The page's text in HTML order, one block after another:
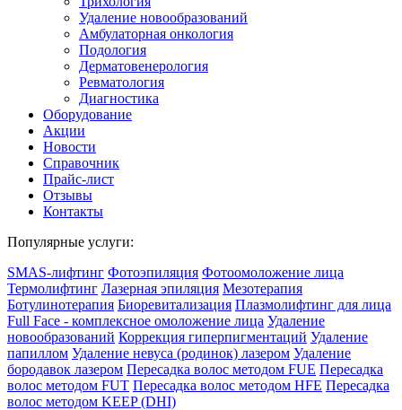
Удаление новообразований
Амбулаторная онкология
Подология
Дерматовенерология
Ревматология
Диагностика
Оборудование
Акции
Новости
Справочник
Прайс-лист
Отзывы
Контакты
Популярные услуги:
SMAS-лифтинг Фотоэпиляция Фотоомоложение лица
Термолифтинг Лазерная эпиляция Мезотерапия
Ботулинотерапия Биоревитализация Плазмолифтинг для лица
Full Face - комплексное омоложение лица Удаление
новообразований Коррекция гиперпигментаций Удаление
папиллом Удаление невуса (родинок) лазером Удаление
бородавок лазером Пересадка волос методом FUE Пересадка
волос методом FUT Пересадка волос методом HFE Пересадка
волос методом KEEP (DHI)